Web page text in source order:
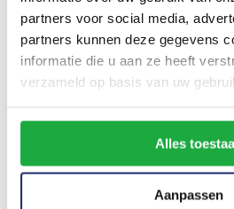
partners voor social media,
partners kunnen deze gegevens
informatie die u aan ze heeft
verzameld op basis van uw
Alles
Aanpassen
Elektronica
Omzetverlies
Glas en